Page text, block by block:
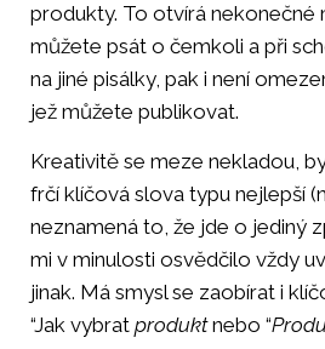
produkty. To otvírá nekonečné
můžete psát o čemkoli a při
na jiné pisálky, pak i není
jež můžete publikovat.
Kreativitě se meze nekladou,
frčí klíčová slova typu nejlepší
neznamená to, že jde o jediný
mi v minulosti osvědčilo vždy
jinak. Má smysl se zaobírat i
“Jak vybrat produktnebo “